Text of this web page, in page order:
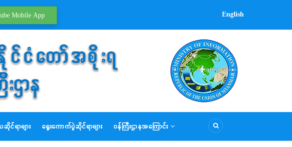
Mobile App English
င်ရာများ ရွေးကောက်ပွဲဆိုင်ရာများ ဝန်ကြီးဌာနအကြောင်း